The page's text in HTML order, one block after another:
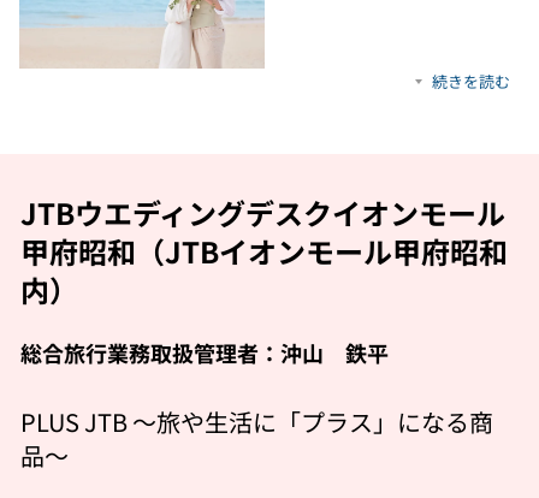
続きを読む
JTBウエディングデスクイオンモール
甲府昭和（JTBイオンモール甲府昭和
内）
総合旅行業務取扱管理者：沖山 鉄平
PLUS JTB 〜旅や生活に「プラス」になる商
品〜